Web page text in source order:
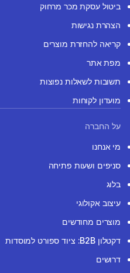
ביטול עסקת מכר מרחוק
הצהרת נגישות
קריאה להחזרת מוצרים
מפת אתר
תשובות לשאלות נפוצות
מועדון לקוחות
על החברה
מי אנחנו
סניפים ושעות פתיחה
בלוג
עיצוב אקולוגי
מוצרים מחודשים
דקטלון B2B: ציוד ספורט למוסדות
דרושים